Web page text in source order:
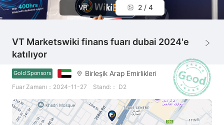
VR 2 / 4
VT Marketswiki finans fuarı dubai 2024'e
katılıyor
Gold Sponsors Birleşik Arap Emirlikleri
Fuar Zamanı：2024-11-27 Stand:： D2